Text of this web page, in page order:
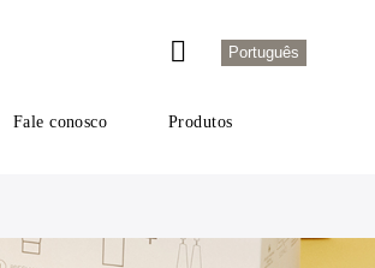
Português
Fale conosco Produtos